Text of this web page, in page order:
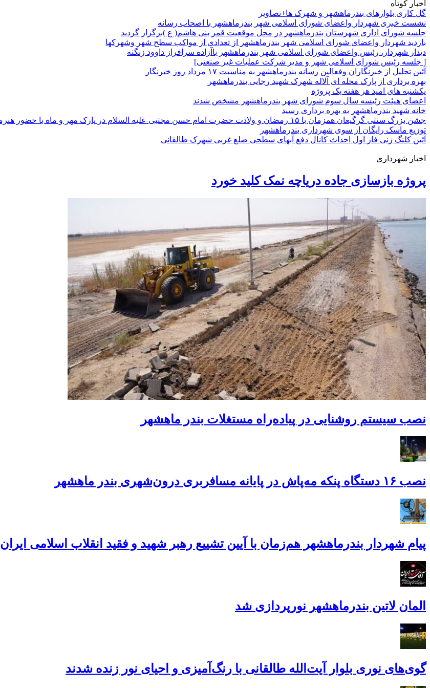
اخبار کوتاه
گل کاری بلوارهای بندرماهشهر و شهرک ها+تصاویر
نشست خبری شهردار واعضای شورای اسلامی شهر بندرماهشهر با اصحاب رسانه
جلسه شورای اداری شهرستان بندرماهشهر در محل موقعیت قمر بنی هاشم( ع )برگزار گردید
بازدید شهردار واعضای شورای اسلامی شهر بندرماهشهر از تعدادی از مواکب سطح شهر وشهرکها
دیدار شهردار، رئیس واعضای شورای اسلامی شهر بندرماهشهر باآزاده سرافراز داوود زنگنه
[ جلسه رئیس شورای اسلامی شهر و مدیر شرکت عملیات غیر صنعتی]
آئین تجلیل از خبرنگاران وفعالین رسانه بندرماهشهر به مناسبت ۱۷ مرداد روز خبرنگار
بهره برداری از پارک محله ای آلاله شهرک شهید رجایی بندرماهشهر
یکشنبه های امید هر هفته یک پروژه
اعضای هیئت رئیسه سال سوم شورای شهر بندرماهشهر مشخص شدند
خانه شهید بندرماهشهر به بهره برداری رسید
جشن بزرگ سنتی گرگیعان همزمان با ۱۵ رمضان و ولادت حضرت امام حسن مجتبی علیه السلام در پارک مهر و ماه با حضور هنرمندان استانی و بومی شهرمان برگزار گردید.+فیلم
توزیع ماسک رایگان از سوی شهرداری بندرماهشهر
آئین کلنگ زنی فاز اول احداث کانال دفع آبهای سطحی ضلع غربی شهرک طالقانی
اخبار شهرداری
پروژه بازسازی جاده دریاچه نمک کلید خورد
نصب سیستم روشنایی در پیاده‌راه مستغلات بندر ماهشهر
نصب ۱۶ دستگاه پنکه مه‌پاش در پایانه مسافربری درون‌شهری بندر ماهشهر
پیام شهردار بندرماهشهر هم‌زمان با آیین تشییع رهبر شهید و فقید انقلاب اسلامی ایران
المان لاتین بندرماهشهر نورپردازی شد
گوی‌های نوری بلوار آیت‌الله طالقانی با رنگ‌آمیزی و احیای نور زنده شدند